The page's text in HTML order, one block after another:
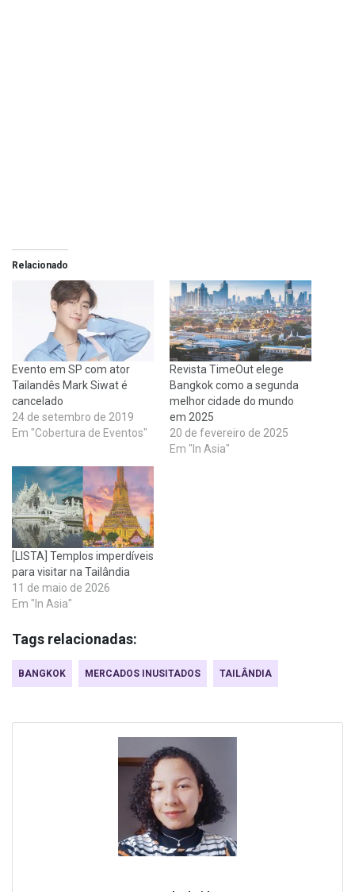
Relacionado
Evento em SP com ator
Tailandês Mark Siwat é
cancelado
24 de setembro de 2019
Em "Cobertura de Eventos"
Revista TimeOut elege
Bangkok como a segunda
melhor cidade do mundo
em 2025
20 de fevereiro de 2025
Em "In Asia"
[LISTA] Templos imperdíveis
para visitar na Tailândia
11 de maio de 2026
Em "In Asia"
Tags relacionadas:
BANGKOK MERCADOS INUSITADOS TAILÂNDIA